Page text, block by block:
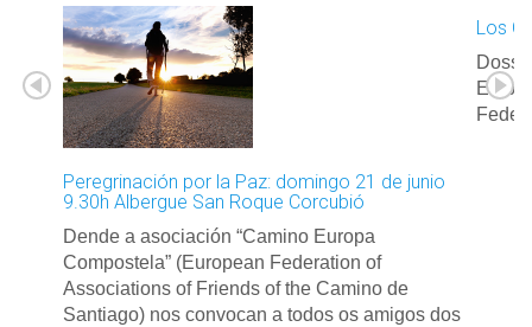
Peregrinación por la Paz: domingo 21 de junio
9.30h Albergue San Roque Corcubió
Dende a asociación “Camino Europa
Compostela” (European Federation of
Associations of Friends of the Camino de
Santiago) nos convocan a todos os amigos dos
Los